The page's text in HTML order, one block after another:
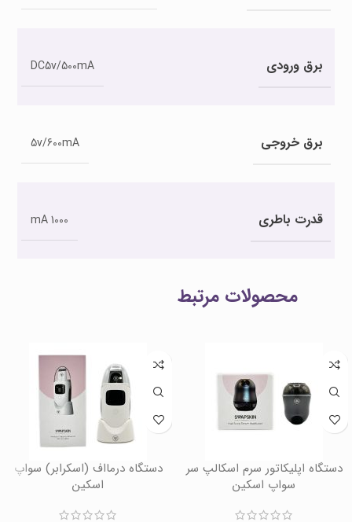
برق ورودی DC5v/500mA
برق خروجی 5v/600mA
قدرت باطری 1000 mA
محصولات مرتبط
دستگاه اپلیکاتور سرم اسکالپ سر
سواپ اسکین
دستگاه درمااف (اسکرابر) سواپ
اسکین